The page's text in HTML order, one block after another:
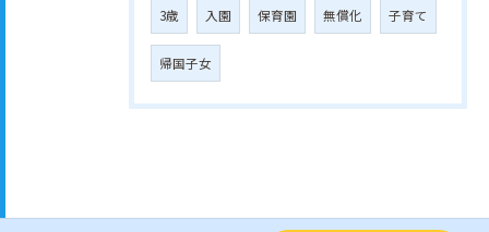
3歳 入園 保育園 無償化 子育て
帰国子女